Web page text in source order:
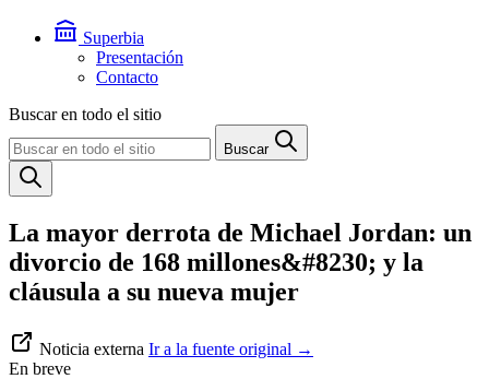
Superbia
Presentación
Contacto
Buscar en todo el sitio
Buscar
La mayor derrota de Michael Jordan: un
divorcio de 168 millones&#8230; y la
cláusula a su nueva mujer
Noticia externa Ir a la fuente original →
En breve